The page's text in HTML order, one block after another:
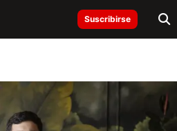
Suscribirse